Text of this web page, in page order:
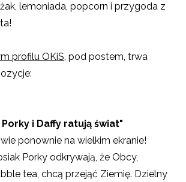
lemoniada, popcorn i przygoda z
profilu OKiS, pod postem, trwa
i Daffy ratują świat"
ponownie na wielkim ekranie!
Porky odkrywają, że Obcy,
tea, chcą przejąć Ziemię. Dzielny